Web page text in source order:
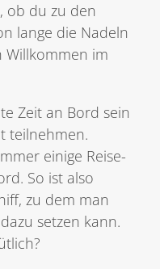
ob du zu den
lange die Nadeln
Willkommen im
Zeit an Bord sein
teilnehmen.
einige Reise-
So ist also
zu dem man
setzen kann.